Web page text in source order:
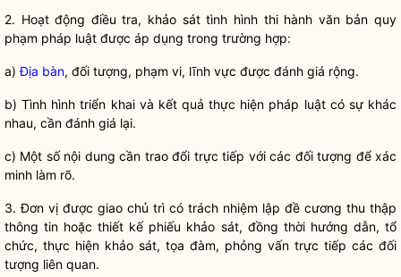
2. Hoạt động điều tra, khảo sát tình hình thi hành văn bản quy
phạm pháp luật được áp dụng trong trường hợp:
a)Địa bàn, đối tượng, phạm vi, lĩnh vực được đánh giá rộng.
b) Tình hình triển khai và kết quả thực hiện pháp luậtcó sự khác
nhau, cần đánh giá lại.
c) Một số nội dung cần trao đổi trực tiếp với các đối tượng để xác
minh làm rõ.
3. Đơn vị được giao chủ trì có trách nhiệm lập đề cương thu thập
thông tin hoặc thiết kế phiếu khảo sát, đồng thời hướng dẫn, tổ
chức, thực hiện khảo sát, tọa đàm, phỏng vấn trực tiếp các đối
tượng liên quan.